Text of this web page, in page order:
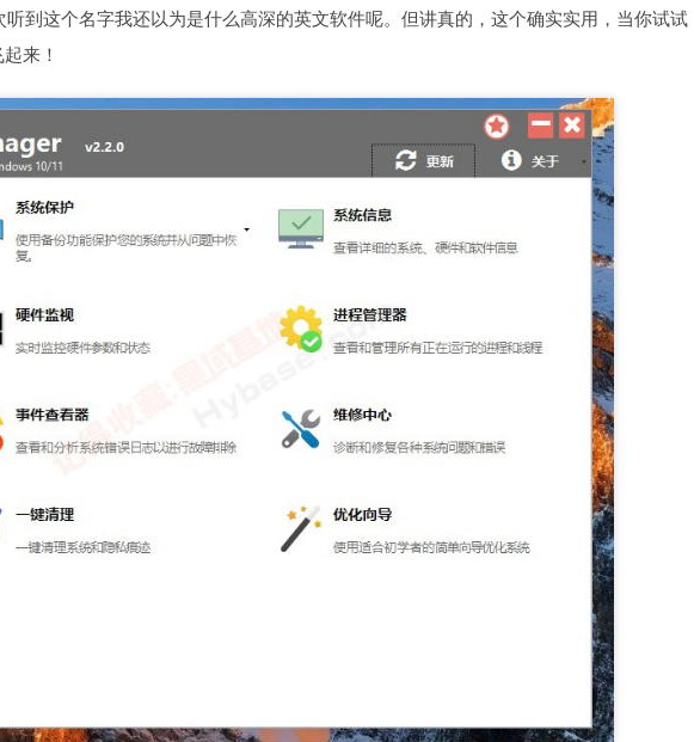
到这个名字我还以为是什么高深的英文软件呢。但讲真的，这个确实实用，当你试试
来！